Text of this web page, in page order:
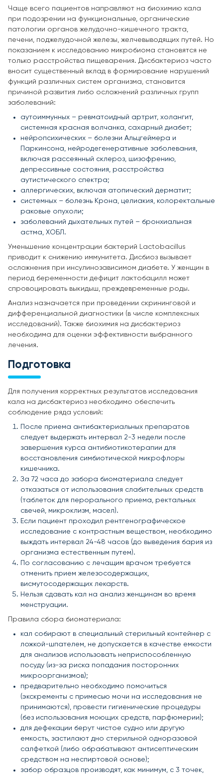
Чаще всего пациентов направляют на биохимию кала
при подозрении на функциональные, органические
патологии органов желудочно-кишечного тракта,
печени, поджелудочной железы, желчевыводящих путей. Но
показанием к исследованию микробиома становятся не
только расстройства пищеварения. Дисбактериоз часто
вносит существенный вклад в формирование нарушений
функций различных систем организма, становится
причиной развития либо осложнений различных групп
заболеваний:
аутоиммунных – ревматоидный артрит, холангит,
системная красная волчанка, сахарный диабет;
нейропсихических – болезни Альцгеймера и
Паркинсона, нейродегенеративные заболевания,
включая рассеянный склероз, шизофрению,
депрессивные состояния, расстройства
аутистического спектра;
аллергических, включая атопический дерматит;
системных – болезнь Крона, целиакия, колоректальные
раковые опухоли;
заболеваний дыхательных путей – бронхиальная
астма, ХОБЛ.
Уменьшение концентрации бактерий Lactobacillus
приводит к снижению иммунитета. Дисбиоз вызывает
осложнения при инсулинозависимом диабете. У женщин в
период беременности дефицит лактобацилл может
спровоцировать выкидыш, преждевременные роды.
Анализ назначается при проведении скрининговой и
дифференциальной диагностики (в числе комплексных
исследований). Также биохимия на дисбактериоз
необходима для оценки эффективности выбранного
лечения.
Подготовка
Для получения корректных результатов исследования
кала на дисбактериоз необходимо обеспечить
соблюдение ряда условий:
После приема антибактериальных препаратов
следует выдержать интервал 2-3 недели после
завершения курса антибиотикотерапии для
восстановления симбиотической микрофлоры
кишечника.
За 72 часа до забора биоматериала следует
отказаться от использования слабительных средств
(таблеток для перорального приема, ректальных
свечей, микроклизм, масел).
Если пациент проходил рентгенографическое
исследование с контрастным веществом, необходимо
выждать интервал 24-48 часов (до выведения бария из
организма естественным путем).
По согласованию с лечащим врачом требуется
отменить прием железосодержащих,
висмутосодержащих лекарств.
Нельзя сдавать кал на анализ женщинам во время
менструации.
Правила сбора биоматериала:
кал собирают в специальный стерильный контейнер с
ложкой-шпателем, не допускается в качестве емкости
для анализов использовать неприспособленную
посуду (из-за риска попадания посторонних
микроорганизмов);
предварительно необходимо помочиться
(экскременты с примесью мочи на исследования не
принимаются), провести гигиенические процедуры
(без использования моющих средств, парфюмерии);
для дефекации берут чистое судно или другую
емкость, застилают дно стерильной одноразовой
салфеткой (либо обрабатывают антисептическим
средством на неспиртовой основе);
забор образцов производят, как минимум, с 3 точек,